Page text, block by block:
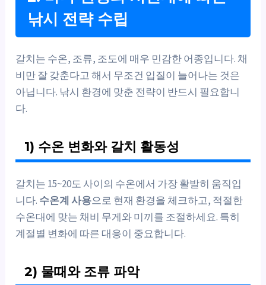
낚시 전략 수립
갈치는 수온, 조류, 조도에 매우 민감한 어종입니다. 채
비만 잘 갖춘다고 해서 무조건 입질이 늘어나는 것은
아닙니다. 낚시 환경에 맞춘 전략이 반드시 필요합니
다.
1) 수온 변화와 갈치 활동성
갈치는 15~20도 사이의 수온에서 가장 활발히 움직입
니다. 수온계 사용으로 현재 환경을 체크하고, 적절한
수온대에 맞는 채비 무게와 미끼를 조절하세요. 특히
계절별 변화에 따른 대응이 중요합니다.
2) 물때와 조류 파악